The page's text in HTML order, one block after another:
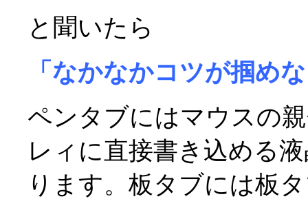
と聞いたら
「なかなかコツが掴め
ペンタブにはマウスの
レィに直接書き込める
ります。板タブには板